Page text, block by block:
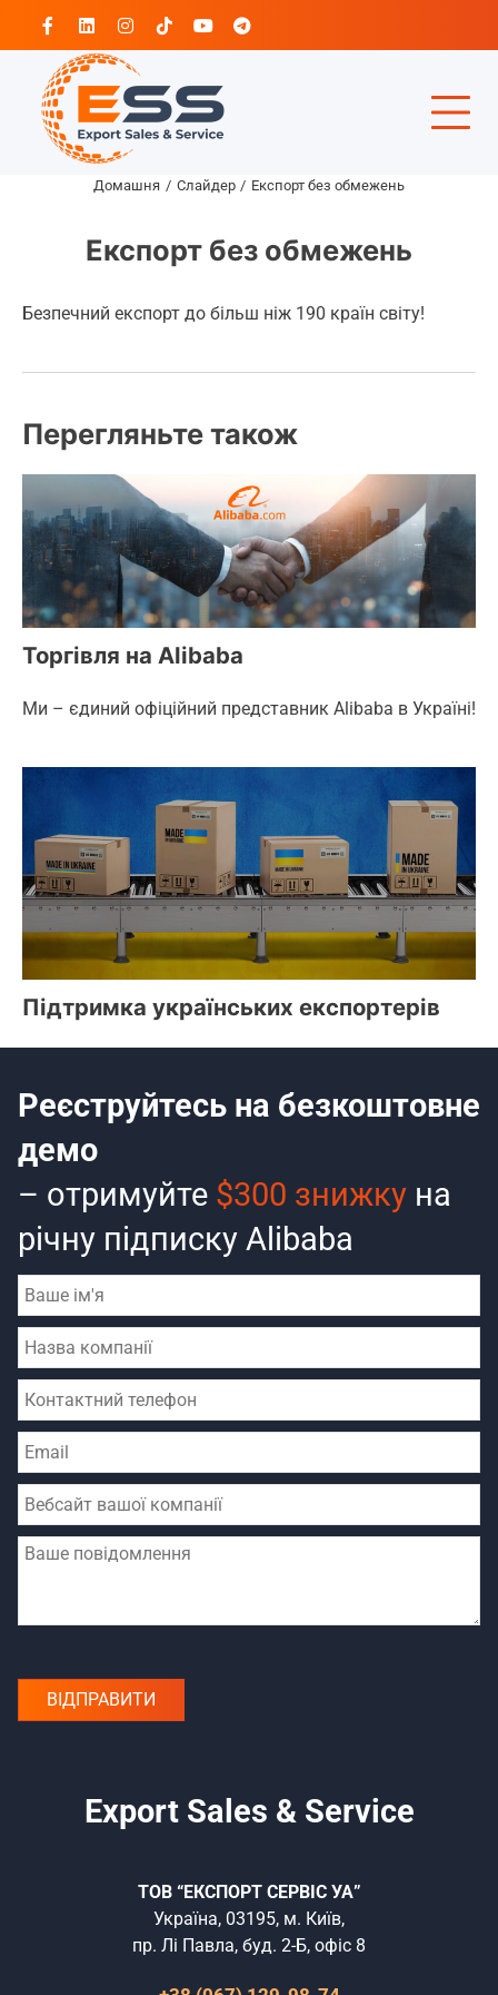
Перейти
Facebook
LinkedinInstagram
TiktokYoutubeTelegram
Домашня Слайдер Експорт без обмежень
Експорт без обмежень
Безпечний експорт до більш ніж 190 країн світу!
Перегляньте також
Торгівля на Alibaba
Ми – єдиний офіційний представник Alibaba в Україні!
Підтримка українських експортерів
Реєструйтесь на безкоштовне
демо
– отримуйте $300 знижку на
річну підписку Alibaba
Export Sales & Service
ТОВ “ЕКСПОРТ СЕРВІС УА”
Україна, 03195, м. Київ,
пр. Лі Павла, буд. 2-Б, офіс 8